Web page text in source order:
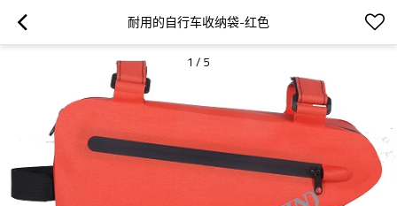
耐用的自行车收纳袋-红色
1 / 5